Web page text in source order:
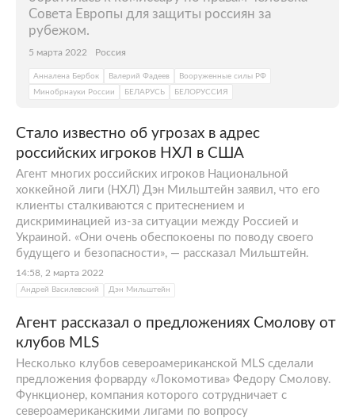
Совета Европы для защиты россиян за
рубежом.
5 марта 2022 Россия
Анналена Бербок Валерий Фадеев
Вооруженные силы РФ
Минобрнауки России
БЕЛАРУСЬ БЕЛОРУССИЯ
Стало известно об угрозах в адрес
российских игроков НХЛ в США
Агент многих российских игроков Национальной
хоккейной лиги (НХЛ) Дэн Мильштейн заявил, что его
клиенты сталкиваются с притеснением и
дискриминацией из-за ситуации между Россией и
Украиной. «Они очень обеспокоены по поводу своего
будущего и безопасности», — рассказал Мильштейн.
14:58, 2 марта 2022
Андрей Василевский Дэн Мильштейн
Агент рассказал о предложениях Смолову от
клубов MLS
Несколько клубов североамериканской MLS сделали
предложения форварду «Локомотива» Федору Смолову.
Функционер, компания которого сотрудничает с
североамериканскими лигами по вопросу